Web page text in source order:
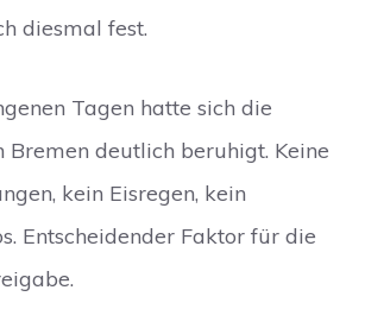
diesmal fest.
Tagen hatte sich die
deutlich beruhigt. Keine
kein Eisregen, kein
Entscheidender Faktor für die